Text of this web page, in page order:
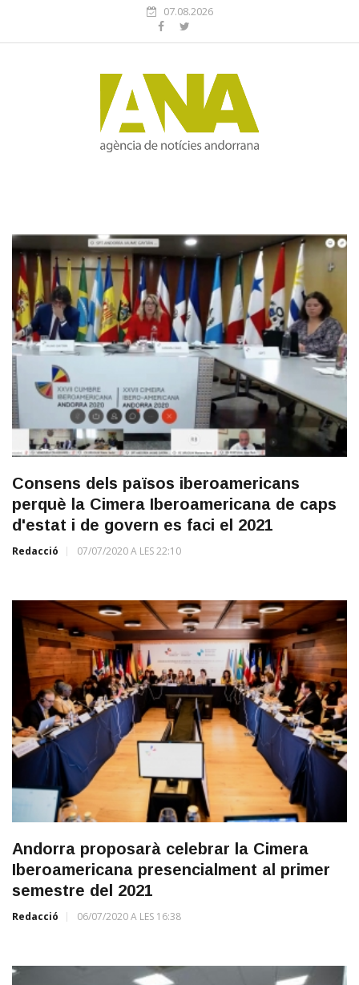
07.08.2026
Consens dels països iberoamericans
perquè la Cimera Iberoamericana de caps
d'estat i de govern es faci el 2021
Redacció 07/07/2020 A LES 22:10
Andorra proposarà celebrar la Cimera
Iberoamericana presencialment al primer
semestre del 2021
Redacció 06/07/2020 A LES 16:38